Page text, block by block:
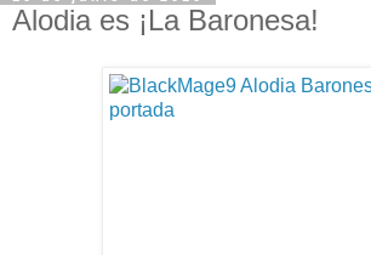
Alodia es ¡La Baronesa!